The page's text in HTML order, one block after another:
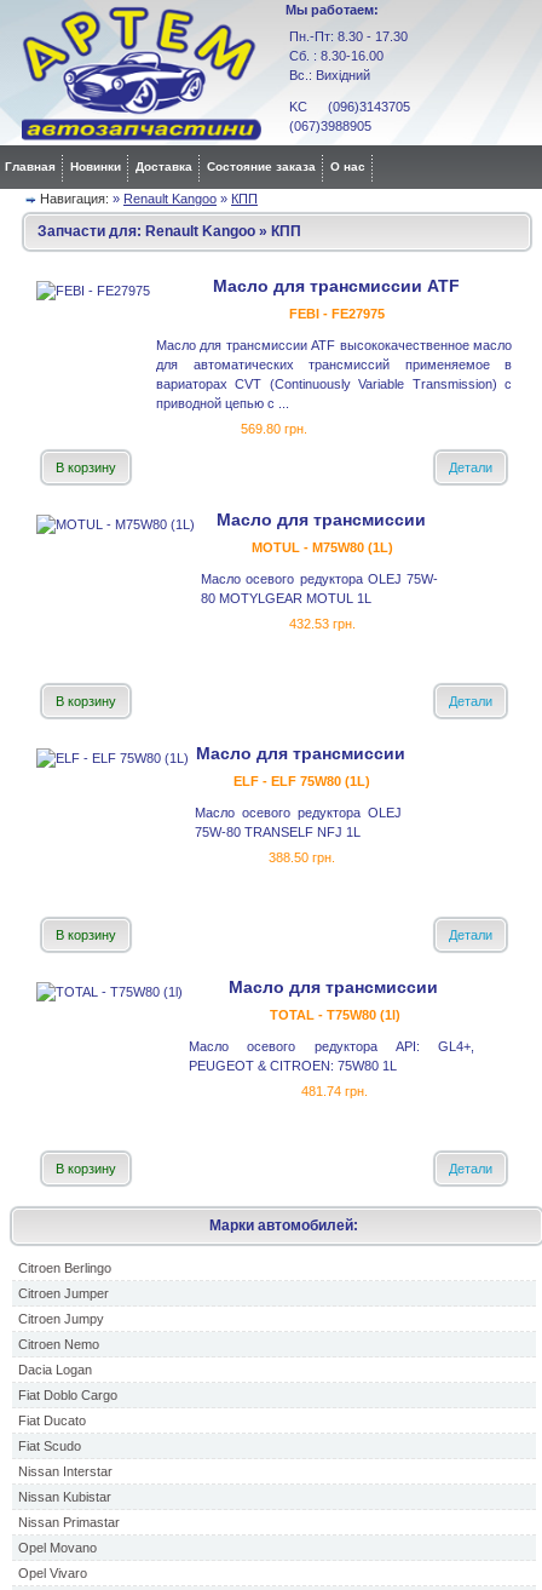
Мы работаем:
Пн.-Пт: 8.30 - 17.30
Сб. : 8.30-16.00
Вс.: Вихідний
KC (096)3143705
(067)3988905
Главная Новинки Доставка Состояние заказа О нас
Навигация: » Renault Kangoo » КПП
Марки автомобилей:
Citroen Berlingo
Citroen Jumper
Citroen Jumpy
Citroen Nemo
Dacia Logan
Fiat Doblo Cargo
Fiat Ducato
Fiat Scudo
Nissan Interstar
Nissan Kubistar
Nissan Primastar
Opel Movano
Opel Vivaro
Запчасти для: Renault Kangoo » КПП
Масло для трансмиссии ATF
FEBI - FE27975
Масло для трансмиссии ATF высококачественное масло
для автоматических трансмиссий применяемое в
вариаторах CVT (Continuously Variable Transmission) с
приводной цепью с ...
569.80 грн.
В корзину Детали
Масло для трансмиссии
MOTUL - M75W80 (1L)
Масло осевого редуктора OLEJ 75W-
80 MOTYLGEAR MOTUL 1L
432.53 грн.
В корзину Детали
Масло для трансмиссии
ELF - ELF 75W80 (1L)
Масло осевого редуктора OLEJ
75W-80 TRANSELF NFJ 1L
388.50 грн.
В корзину Детали
Масло для трансмиссии
TOTAL - T75W80 (1l)
Масло осевого редуктора API: GL4+,
PEUGEOT & CITROEN: 75W80 1L
481.74 грн.
В корзину Детали